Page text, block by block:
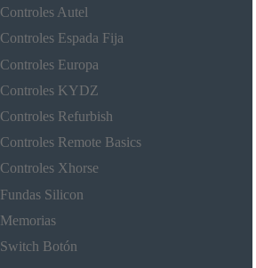
Controles Autel
Controles Espada Fija
Controles Europa
Controles KYDZ
Controles Refurbish
Controles Remote Basics
Controles Xhorse
Fundas Silicon
Memorias
Switch Botón